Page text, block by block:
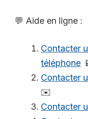
💬 Aide en ligne :
Contacter
téléphone
Contacter
✉️
Contacter